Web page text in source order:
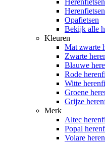
Opafietsen
Bekijk alle
Kleuren
Mat zwarte
Zwarte
Blauwe
Rode
Witte
Groene
Grijze
Merk
Altec
Popal
Volare